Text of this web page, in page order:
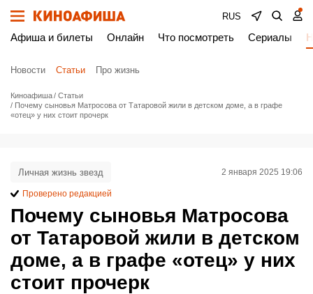
RUS
Афиша и билеты Онлайн Что посмотреть Сериалы
Новости Статьи Про жизнь
Киноафиша
Статьи
Почему сыновья Матросова от Татаровой жили в детском доме, а в графе
«отец» у них стоит прочерк
Почему сыновья Матросова
от Татаровой жили в детском
доме, а в графе «отец» у них
стоит прочерк
Личная жизнь звезд 2 января 2025 19:06
Проверено редакцией